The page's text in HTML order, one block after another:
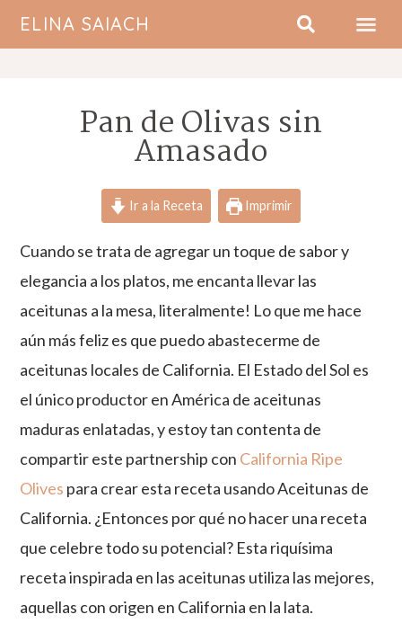
ELINA SAIACH
Pan de Olivas sin
Amasado
Ir a la Receta Imprimir
Cuando se trata de agregar un toque de sabor y
elegancia a los platos, me encanta llevar las
aceitunas a la mesa, literalmente! Lo que me hace
aún más feliz es que puedo abastecerme de
aceitunas locales de California. El Estado del Sol es
el único productor en América de aceitunas
maduras enlatadas, y estoy tan contenta de
compartir este partnership con California Ripe
Olives para crear esta receta usando Aceitunas de
California. ¿Entonces por qué no hacer una receta
que celebre todo su potencial? Esta riquísima
receta inspirada en las aceitunas utiliza las mejores,
aquellas con origen en California en la lata.